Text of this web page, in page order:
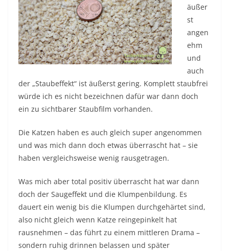
äußer
st
angen
ehm
und
auch
der „Staubeffekt“ ist äußerst gering. Komplett staubfrei
würde ich es nicht bezeichnen dafür war dann doch
ein zu sichtbarer Staubfilm vorhanden.
Die Katzen haben es auch gleich super angenommen
und was mich dann doch etwas überrascht hat – sie
haben vergleichsweise wenig rausgetragen.
Was mich aber total positiv überrascht hat war dann
doch der Saugeffekt und die Klumpenbildung. Es
dauert ein wenig bis die Klumpen durchgehärtet sind,
also nicht gleich wenn Katze reingepinkelt hat
rausnehmen – das führt zu einem mittleren Drama –
sondern ruhig drinnen belassen und später